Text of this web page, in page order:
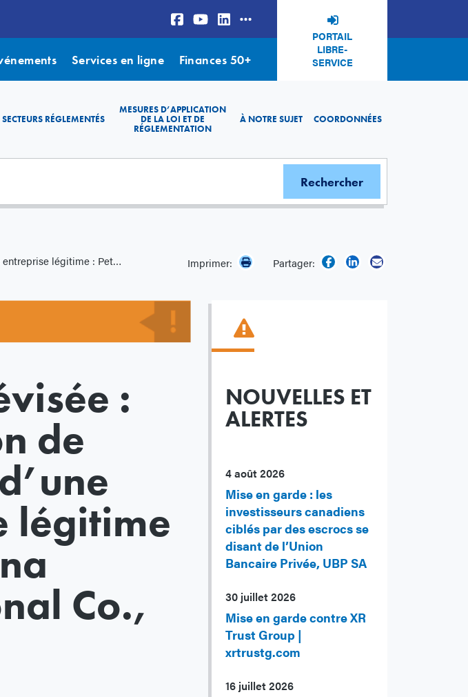
PORTAIL
LIBRE-
SERVICE
Services en ligne Finances 50+
SECTEURS RÉGLEMENTÉS
MESURES D’APPLICATION
DE LA LOI ET DE
RÉGLEMENTATION
À NOTRE SUJET COORDONNÉES
PetroChina International Co., Ltd. Imprimer: Partager:
:
de
légitime
Co.,
NOUVELLES ET
ALERTES
4 août 2026
Mise en garde : les
investisseurs canadiens
ciblés par des escrocs se
disant de l’Union
Bancaire Privée, UBP SA
30 juillet 2026
Mise en garde contre XR
Trust Group |
xrtrustg.com
16 juillet 2026